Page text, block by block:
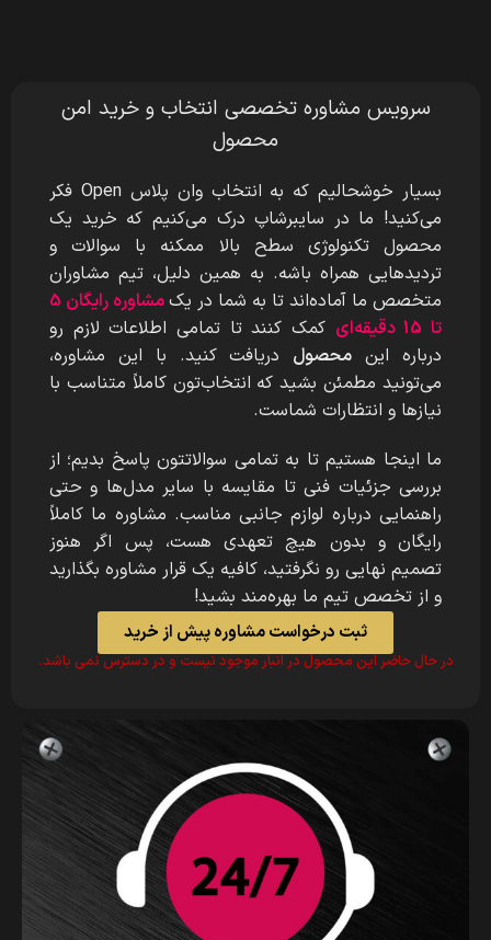
سرویس مشاوره تخصصی انتخاب و خرید امن
محصول
بسیار خوشحالیم که به انتخاب وان پلاس Open
فکر
می‌کنید! ما در سایبرشاپ درک می‌کنیم که خرید یک
محصول تکنولوژی سطح بالا ممکنه با سوالات و
تردیدهایی همراه باشه. به همین دلیل، تیم مشاوران
متخصص ما آماده‌اند تا به شما در یک
مشاوره رایگان 5
تا 15 دقیقه‌ای
کمک کنند تا تمامی اطلاعات لازم رو
درباره این محصول دریافت کنید. با این مشاوره،
می‌تونید مطمئن بشید که انتخاب‌تون کاملاً متناسب با
نیازها و انتظارات شماست.
ما اینجا هستیم تا به تمامی سوالاتتون پاسخ بدیم؛ از
بررسی جزئیات فنی تا مقایسه با سایر مدل‌ها و حتی
راهنمایی درباره لوازم جانبی مناسب. مشاوره ما کاملاً
رایگان و بدون هیچ تعهدی هست، پس اگر هنوز
تصمیم نهایی رو نگرفتید، کافیه یک قرار مشاوره بگذارید
و از تخصص تیم ما بهره‌مند بشید!
ثبت درخواست مشاوره پیش از خرید
در حال حاضر این محصول در انبار موجود نیست و در دسترس نمی باشد.